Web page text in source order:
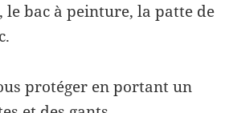
le bac à peinture, la patte de
protéger en portant un